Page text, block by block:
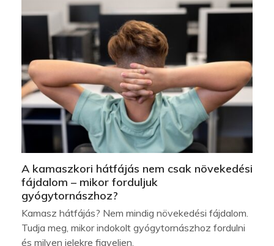
A kamaszkori hátfájás nem csak növekedési
fájdalom – mikor forduljuk
gyógytornászhoz?
Kamasz hátfájás? Nem mindig növekedési fájdalom.
Tudja meg, mikor indokolt gyógytornászhoz fordulni
és milyen jelekre figyeljen.